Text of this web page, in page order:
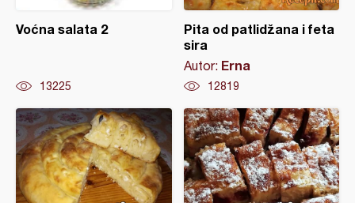
Voćna salata 2
13225
Pita od patlidžana i feta
sira
Autor: Erna
12819